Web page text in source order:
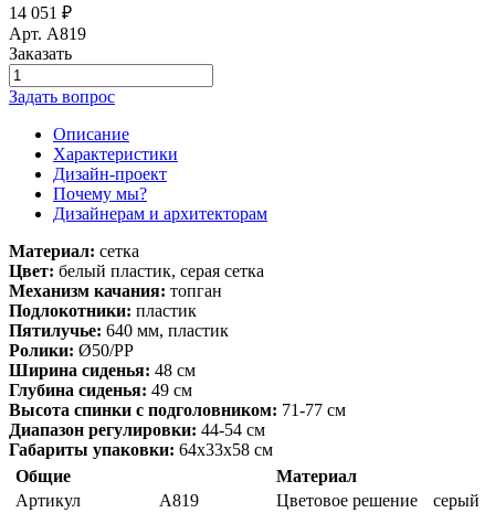
14 051 ₽
Арт. A819
Заказать
Задать вопрос
Описание
Характеристики
Дизайн-проект
Почему мы?
Дизайнерам и архитекторам
Материал: сетка
Цвет: белый пластик, серая сетка
Механизм качания: топган
Подлокотники: пластик
Пятилучье: 640 мм, пластик
Ролики: Ø50/РР
Ширина сиденья: 48 см
Глубина сиденья: 49 см
Высота спинки с подголовником: 71-77 см
Диапазон регулировки: 44-54 см
Габариты упаковки: 64х33х58 см
Общие
Артикул
A819
Материал
Цветовое решение
серый